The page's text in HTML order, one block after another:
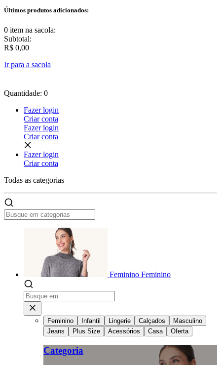
Últimos produtos adicionados:
0 item na sacola:
Subtotal:
R$ 0,00
Ir para a sacola
Quantidade: 0
Fazer login
Criar conta
Fazer login
Criar conta
Fazer login
Criar conta
Todas as categorias
Feminino Feminino
Feminino Infantil Lingerie Calçados
Masculino
Jeans
Plus Size Acessórios Casa Oferta
Categoria